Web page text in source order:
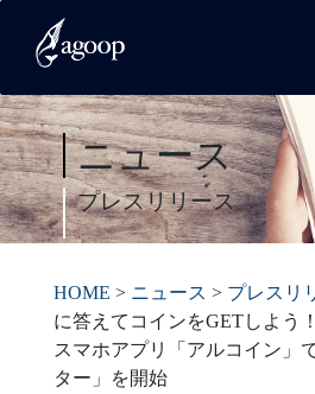
ニュース
プレスリリース
HOME > ニュース > プレスリ
に答えてコインをGETしよう！
スマホアプリ「アルコイン」
ター」を開始